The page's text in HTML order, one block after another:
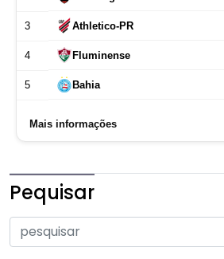
Pequisar